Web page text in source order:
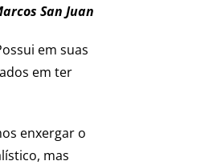
San Juan
em suas
em ter
enxergar o
mas